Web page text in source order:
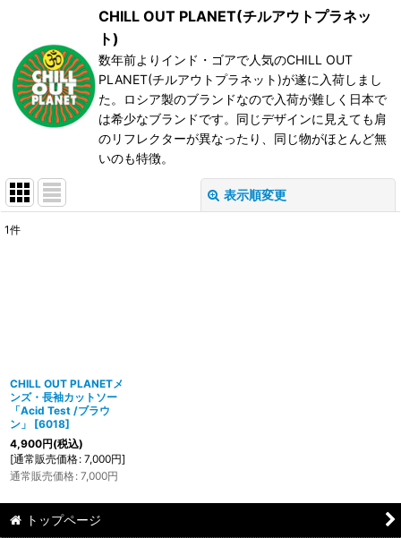
CHILL OUT PLANET(チルアウトプラネッ
ト)
数年前よりインド・ゴアで人気のCHILL OUT
PLANET(チルアウトプラネット)が遂に入荷しまし
た。ロシア製のブランドなので入荷が難しく日本で
は希少なブランドです。同じデザインに見えても肩
のリフレクターが異なったり、同じ物がほとんど無
いのも特徴。
表示順変更
1件
CHILL OUT PLANETメ
ンズ・長袖カットソー
「Acid Test /ブラウ
ン」
[6018]
4,900円(税込)
[通常販売価格: 7,000円]
通常販売価格: 7,000円
トップページ